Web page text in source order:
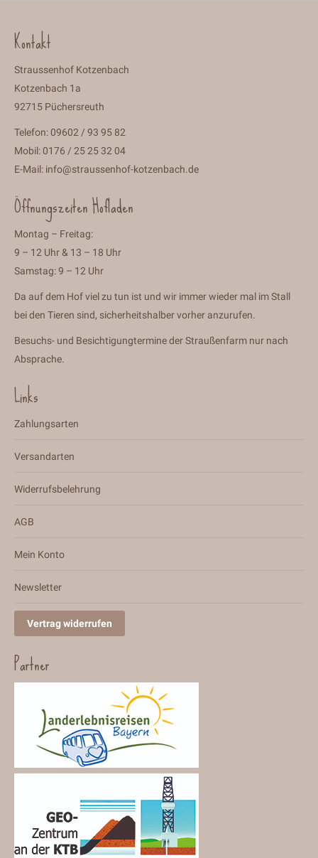
Kontakt
Straussenhof Kotzenbach
Kotzenbach 1a
92715 Püchersreuth
Telefon: 09602 / 93 95 82
Mobil: 0176 / 25 25 32 04
E-Mail: info@straussenhof-kotzenbach.de
Öffnungszeiten Hofladen
Montag – Freitag:
9 – 12 Uhr & 13 – 18 Uhr
Samstag: 9 – 12 Uhr
Da auf dem Hof viel zu tun ist und wir immer wieder mal im Stall
bei den Tieren sind, sicherheitshalber vorher anzurufen.
Besuchs- und Besichtigungtermine der Straußenfarm nur nach
Absprache.
Links
Zahlungsarten
Versandarten
Widerrufsbelehrung
AGB
Mein Konto
Newsletter
Vertrag widerrufen
Partner